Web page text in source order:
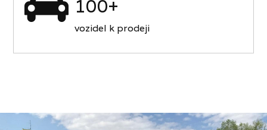
100+
vozidel k prodeji